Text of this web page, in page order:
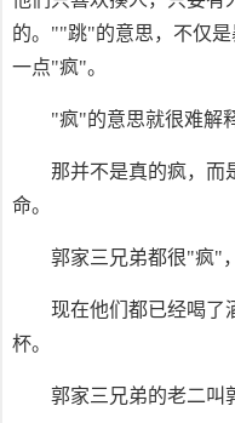
的。""跳"的意思，不仅
一点"疯"。
"疯"的意思就很难解
那并不是真的疯，而
命。
郭家三兄弟都很"疯"
现在他们都已经喝了
杯。
郭家三兄弟的老二叫